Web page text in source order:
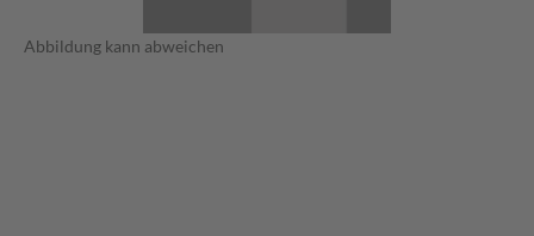
Abbildung kann abweichen